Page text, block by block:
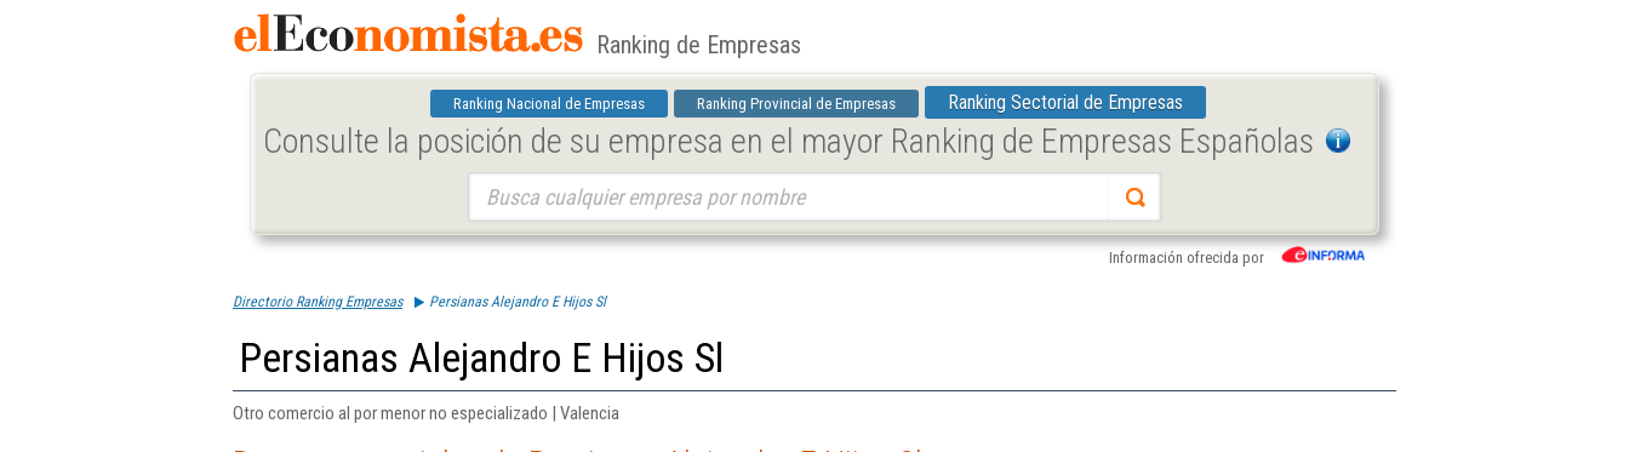
Ranking de Empresas
Ranking Nacional de Empresas Ranking Provincial de Empresas Ranking Sectorial de Empresas
Consulte la posición de su empresa en el mayor Ranking de Empresas Españolas
Información ofrecida por
Directorio Ranking Empresas Persianas Alejandro E Hijos Sl
Persianas Alejandro E Hijos Sl
Otro comercio al por menor no especializado | Valencia